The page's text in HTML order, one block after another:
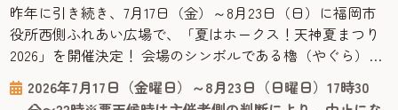
昨年に引き続き、7月17日（金）～8月23日（日）に福岡市
役所西側ふれあい広場で、「夏はホークス！天神夏まつり
2026」を開催決定！ 会場のシンボルである櫓（やぐら）は
ホークス仕様に装飾され、お気に入りの選手と写真撮影を
楽しめるフォトスポットとして会場を彩ります。さらに、
2026年7月17日（金曜日）～8月23日（日曜日）17時30